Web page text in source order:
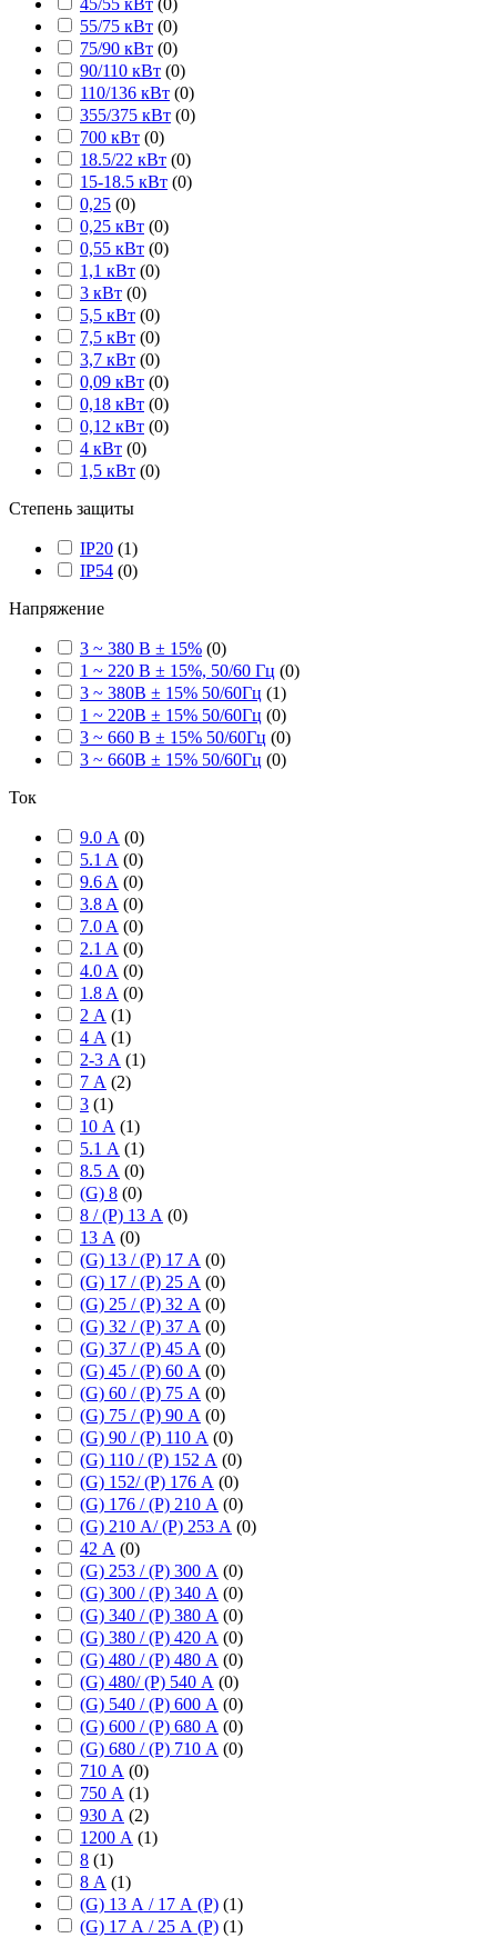
45/55 кВт (0)
55/75 кВт (0)
75/90 кВт (0)
90/110 кВт (0)
110/136 кВт (0)
355/375 кВт (0)
700 кВт (0)
18.5/22 кВт (0)
15-18.5 кВт (0)
0,25 (0)
0,25 кВт (0)
0,55 кВт (0)
1,1 кВт (0)
3 кВт (0)
5,5 кВт (0)
7,5 кВт (0)
3,7 кВт (0)
0,09 кВт (0)
0,18 кВт (0)
0,12 кВт (0)
4 кВт (0)
1,5 кВт (0)
Степень защиты
IP20 (1)
IP54 (0)
Напряжение
3 ~ 380 В ± 15% (0)
1 ~ 220 В ± 15%, 50/60 Гц (0)
3 ~ 380В ± 15% 50/60Гц (1)
1 ~ 220В ± 15% 50/60Гц (0)
3 ~ 660 В ± 15% 50/60Гц (0)
3 ~ 660В ± 15% 50/60Гц (0)
Ток
9.0 А (0)
5.1 A (0)
9.6 A (0)
3.8 A (0)
7.0 A (0)
2.1 A (0)
4.0 A (0)
1.8 A (0)
2 А (1)
4 А (1)
2-3 А (1)
7 А (2)
3 (1)
10 А (1)
5.1 А (1)
8.5 А (0)
(G) 8 (0)
8 / (P) 13 А (0)
13 А (0)
(G) 13 / (P) 17 А (0)
(G) 17 / (P) 25 А (0)
(G) 25 / (P) 32 А (0)
(G) 32 / (P) 37 А (0)
(G) 37 / (P) 45 А (0)
(G) 45 / (P) 60 А (0)
(G) 60 / (P) 75 А (0)
(G) 75 / (P) 90 А (0)
(G) 90 / (P) 110 А (0)
(G) 110 / (P) 152 А (0)
(G) 152/ (P) 176 А (0)
(G) 176 / (P) 210 А (0)
(G) 210 А/ (P) 253 А (0)
42 А (0)
(G) 253 / (P) 300 А (0)
(G) 300 / (P) 340 А (0)
(G) 340 / (P) 380 А (0)
(G) 380 / (P) 420 А (0)
(G) 480 / (P) 480 А (0)
(G) 480/ (P) 540 А (0)
(G) 540 / (P) 600 А (0)
(G) 600 / (P) 680 А (0)
(G) 680 / (P) 710 А (0)
710 А (0)
750 А (1)
930 А (2)
1200 А (1)
8 (1)
8 А (1)
(G) 13 А / 17 А (P) (1)
(G) 17 А / 25 А (P) (1)